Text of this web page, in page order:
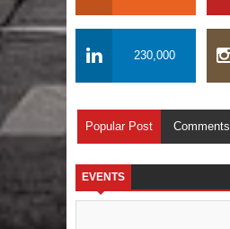
230,000
Popular Post Comments
EVENTS